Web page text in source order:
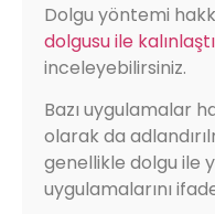
Dolgu yöntemi
dolgusu ile
inceleyebilirsiniz.
Bazı uygulamalar
olarak da
genellikle dolgu ile
uygulamalarını